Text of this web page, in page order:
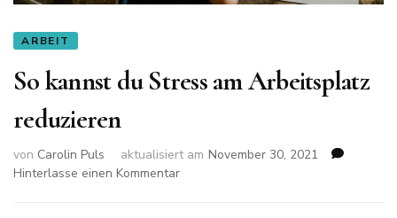
ARBEIT
So kannst du Stress am Arbeitsplatz
reduzieren
von Carolin Puls aktualisiert am November 30, 2021
Hinterlasse einen Kommentarzu